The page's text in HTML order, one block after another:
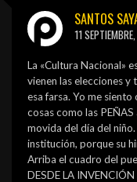
SANTOS
11
La «Cultura Nacional»
vienen las elecciones
esa farsa. Yo me
cosas como las
movida del día del
institución, porque su
Arriba el cuadro del
DESDE LA